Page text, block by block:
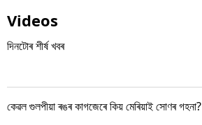
Videos
দিনটোৰ শীৰ্ষ খবৰ
কেৱল গুলপীয়া ৰঙৰ কাগজেৰে কিয় মেৰিয়াই সোণৰ গহনা?